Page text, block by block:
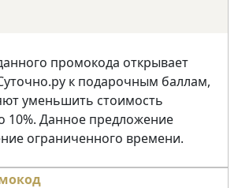
промокода открывает
к подарочным баллам,
уменьшить стоимость
10%. Данное предложение
ограниченного времени.